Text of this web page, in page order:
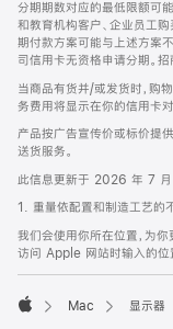
分期期数对应的最低限额可
和教育机构客户、企业员工
期付款方案可能与上述方案
司信用卡无资格申请分期。
当商品有货并/或发货时，购
务费用将显示在你的信用卡
产品按广告宣传价或标价提
送货服务。
此信息更新于 2026 年 7 月
1. 重量依配置和制造工艺的
我们会使用你所在位置，为
访问 Apple 网站时输入的位
Mac 显示器